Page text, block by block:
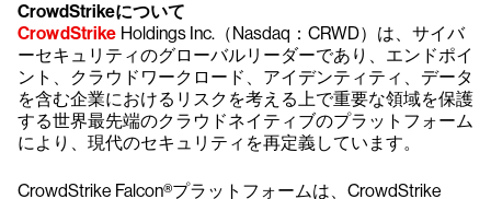
CrowdStrikeについて
CrowdStrike Holdings Inc.（Nasdaq：CRWD）は、サイバ
ーセキュリティのグローバルリーダーであり、エンドポイ
ント、クラウドワークロード、アイデンティティ、データ
を含む企業におけるリスクを考える上で重要な領域を保護
する世界最先端のクラウドネイティブのプラットフォーム
により、現代のセキュリティを再定義しています。
CrowdStrike Falcon®プラットフォームは、CrowdStrike